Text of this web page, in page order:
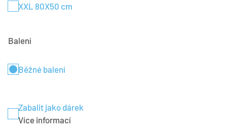
XXL 80X50 cm
Balení
Běžné balení
Zabalit jako dárek
Více informací